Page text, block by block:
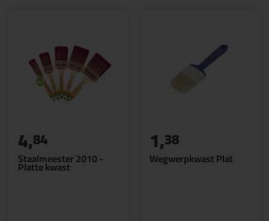
Staalmeester 2010 -
Platte kwast
4,84
Wegwerpkwast Plat
1,38